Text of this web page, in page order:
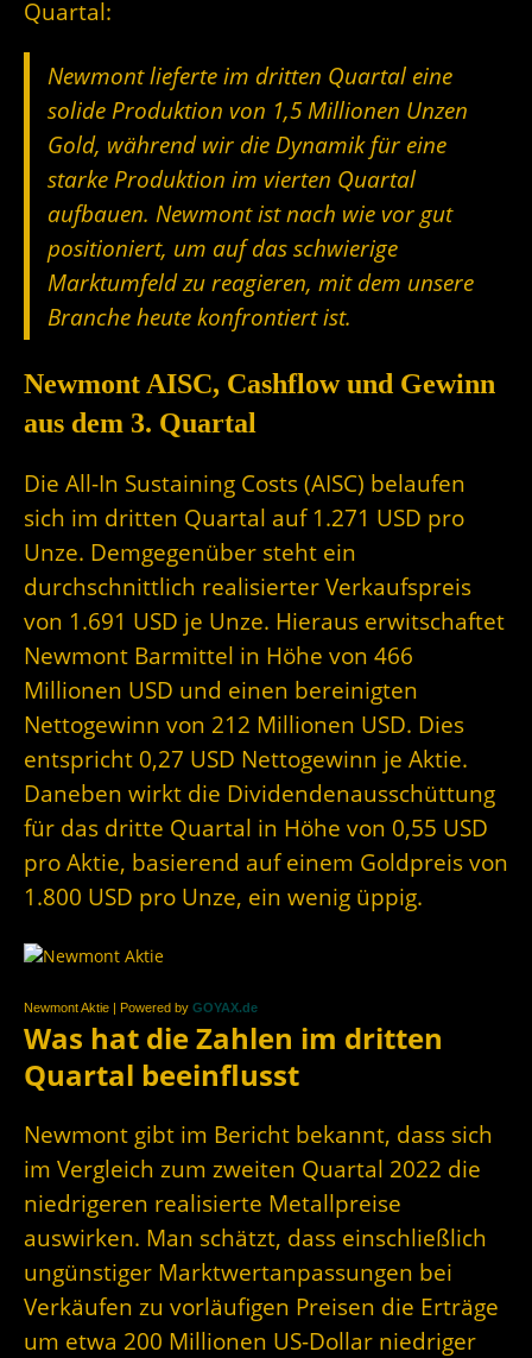
Quartal:
Newmont lieferte im dritten Quartal eine
solide Produktion von 1,5 Millionen Unzen
Gold, während wir die Dynamik für eine
starke Produktion im vierten Quartal
aufbauen. Newmont ist nach wie vor gut
positioniert, um auf das schwierige
Marktumfeld zu reagieren, mit dem unsere
Branche heute konfrontiert ist.
Newmont AISC, Cashflow und Gewinn
aus dem 3. Quartal
Die All-In Sustaining Costs (AISC) belaufen
sich im dritten Quartal auf 1.271 USD pro
Unze. Demgegenüber steht ein
durchschnittlich realisierter Verkaufspreis
von 1.691 USD je Unze. Hieraus erwitschaftet
Newmont Barmittel in Höhe von 466
Millionen USD und einen bereinigten
Nettogewinn von 212 Millionen USD. Dies
entspricht 0,27 USD Nettogewinn je Aktie.
Daneben wirkt die Dividendenausschüttung
für das dritte Quartal in Höhe von 0,55 USD
pro Aktie, basierend auf einem Goldpreis von
1.800 USD pro Unze, ein wenig üppig.
Newmont Aktie | Powered by GOYAX.de
Was hat die Zahlen im dritten
Quartal beeinflusst
Newmont gibt im Bericht bekannt, dass sich
im Vergleich zum zweiten Quartal 2022 die
niedrigeren realisierte Metallpreise
auswirken. Man schätzt, dass einschließlich
ungünstiger Marktwertanpassungen bei
Verkäufen zu vorläufigen Preisen die Erträge
um etwa 200 Millionen US-Dollar niedriger